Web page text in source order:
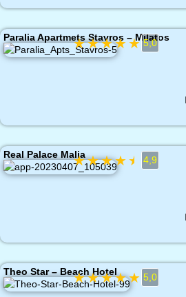
Paralia Apartmets Stavros – Milatos
★★★★★ 5,0
Real Palace Malia
★★★★★ 4,9
Theo Star – Beach Hotel
★★★★★ 5,0